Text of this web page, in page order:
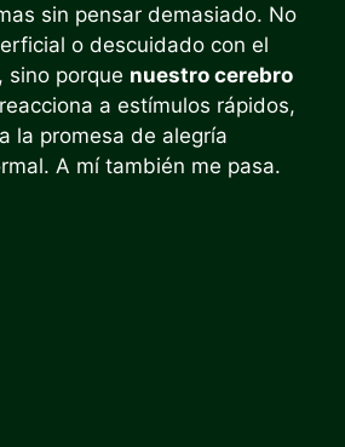
sin pensar demasiado. No
o descuidado con el
sino porque nuestro cerebro
a estímulos rápidos,
la promesa de alegría
A mí también me pasa.